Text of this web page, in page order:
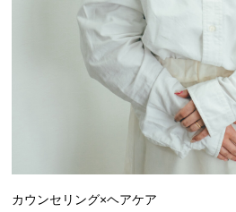
ブログ
ニュース
カウンセリング×ヘアケア